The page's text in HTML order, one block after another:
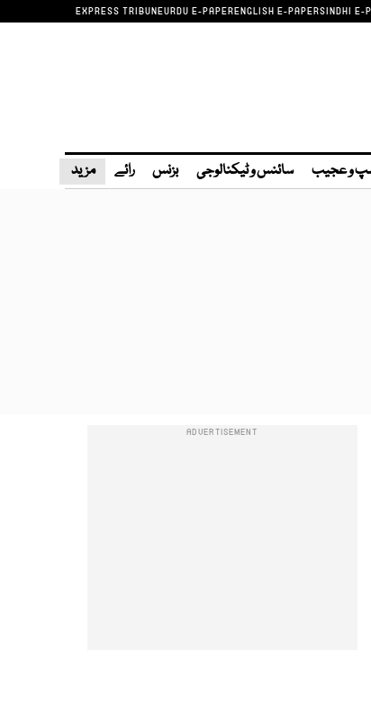
EXPRESS TRIBUNEURDU E-PAPERENGLISH E-PAPERSINDHI E-
و عجیب سائنس و ٹیکنالوجی بزنس رائے مزید